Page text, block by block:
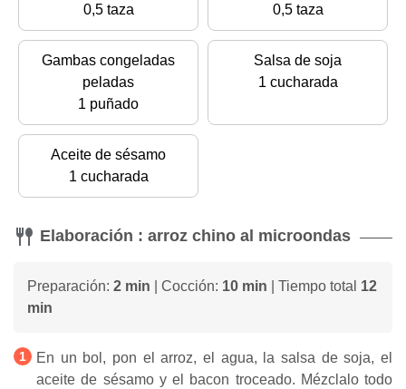
0,5 taza
0,5 taza
Gambas congeladas
peladas
1 puñado
Salsa de soja
1 cucharada
Aceite de sésamo
1 cucharada
Elaboración : arroz chino al microondas
Preparación: 2 min | Cocción: 10 min | Tiempo total 12
min
En un bol, pon el arroz, el agua, la salsa de soja, el
aceite de sésamo y el bacon troceado. Mézclalo todo